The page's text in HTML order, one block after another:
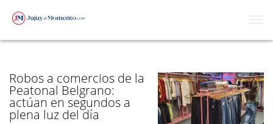
COMERCIOS
Robos a comercios de la
Peatonal Belgrano:
actúan en segundos a
plena luz del día